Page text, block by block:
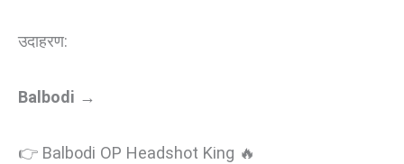
उदाहरण:
Balbodi →
👉 Balbodi OP Headshot King 🔥